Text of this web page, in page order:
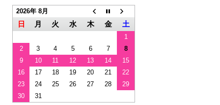
2026年 8月
日 月 火 水 木 金 土
1
2
3 4 5 6 7
8
9
10 11 12 13 14
15
16
17 18 19 20 21
22
23
24 25 26 27 28
29
30
31